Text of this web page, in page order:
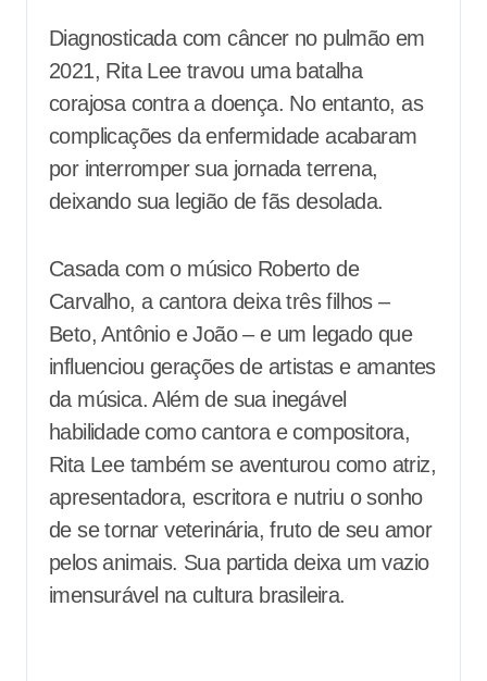
Diagnosticada com câncer no pulmão em
2021, Rita Lee travou uma batalha
corajosa contra a doença. No entanto, as
complicações da enfermidade acabaram
por interromper sua jornada terrena,
deixando sua legião de fãs desolada.
Casada com o músico Roberto de
Carvalho, a cantora deixa três filhos –
Beto, Antônio e João – e um legado que
influenciou gerações de artistas e amantes
da música. Além de sua inegável
habilidade como cantora e compositora,
Rita Lee também se aventurou como atriz,
apresentadora, escritora e nutriu o sonho
de se tornar veterinária, fruto de seu amor
pelos animais. Sua partida deixa um vazio
imensurável na cultura brasileira.